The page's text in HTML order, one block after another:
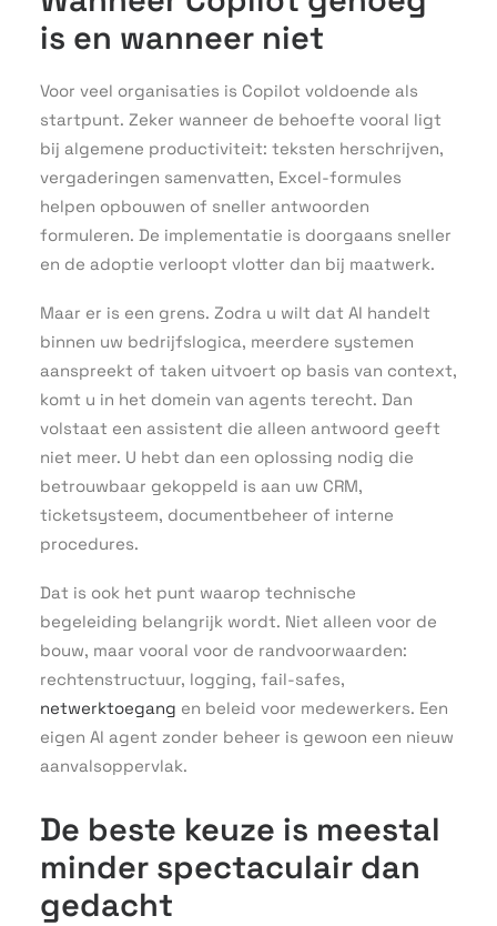
is en wanneer niet
Voor veel organisaties is Copilot voldoende als
startpunt. Zeker wanneer de behoefte vooral ligt
bij algemene productiviteit: teksten herschrijven,
vergaderingen samenvatten, Excel-formules
helpen opbouwen of sneller antwoorden
formuleren. De implementatie is doorgaans sneller
en de adoptie verloopt vlotter dan bij maatwerk.
Maar er is een grens. Zodra u wilt dat AI handelt
binnen uw bedrijfslogica, meerdere systemen
aanspreekt of taken uitvoert op basis van context,
komt u in het domein van agents terecht. Dan
volstaat een assistent die alleen antwoord geeft
niet meer. U hebt dan een oplossing nodig die
betrouwbaar gekoppeld is aan uw CRM,
ticketsysteem, documentbeheer of interne
procedures.
Dat is ook het punt waarop technische
begeleiding belangrijk wordt. Niet alleen voor de
bouw, maar vooral voor de randvoorwaarden:
rechtenstructuur, logging, fail-safes,
netwerktoegang en beleid voor medewerkers. Een
eigen AI agent zonder beheer is gewoon een nieuw
aanvalsoppervlak.
De beste keuze is meestal
minder spectaculair dan
gedacht